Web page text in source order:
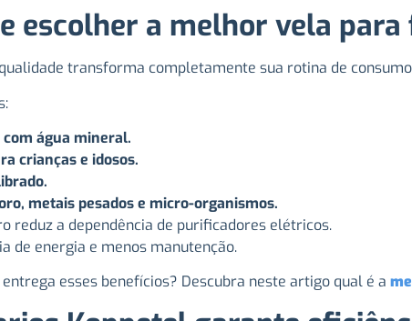
escolher a melhor vela
transforma completamente sua rotina de
com água mineral.
crianças e idosos.
metais pesados e micro-organismos.
reduz a dependência de purificadores elétricos.
de energia e menos manutenção.
esses benefícios? Descubra neste artigo qual é a